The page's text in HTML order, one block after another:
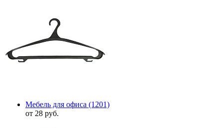
Мебель для офиса (1201)
от 28 руб.